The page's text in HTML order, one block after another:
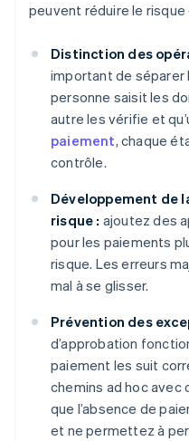
peuvent réduire le
Distinction des
important de séparer
personne saisit les
autre les vérifie et
paiement, chaque
contrôle.
Développement de
risque : ajoutez des
pour les paiements
risque. Les erreurs
mal à se glisser.
Prévention des
d’approbation
paiement les suit
chemins ad hoc
que l’absence de
et ne permettez à